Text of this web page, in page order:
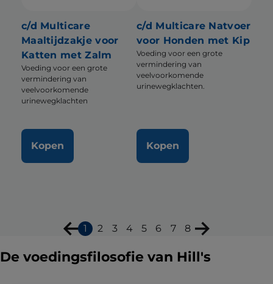
c/d Multicare
Maaltijdzakje voor
Katten met Zalm
Voeding voor een grote
vermindering van
veelvoorkomende
urinewegklachten
Kopen
c/d Multicare Natvoer
voor Honden met Kip
Voeding voor een grote
vermindering van
veelvoorkomende
urinewegklachten.
Kopen
1 2 3 4 5 6 7 8
De voedingsfilosofie van Hill's